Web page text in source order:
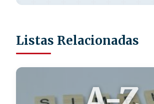
Listas Relacionadas